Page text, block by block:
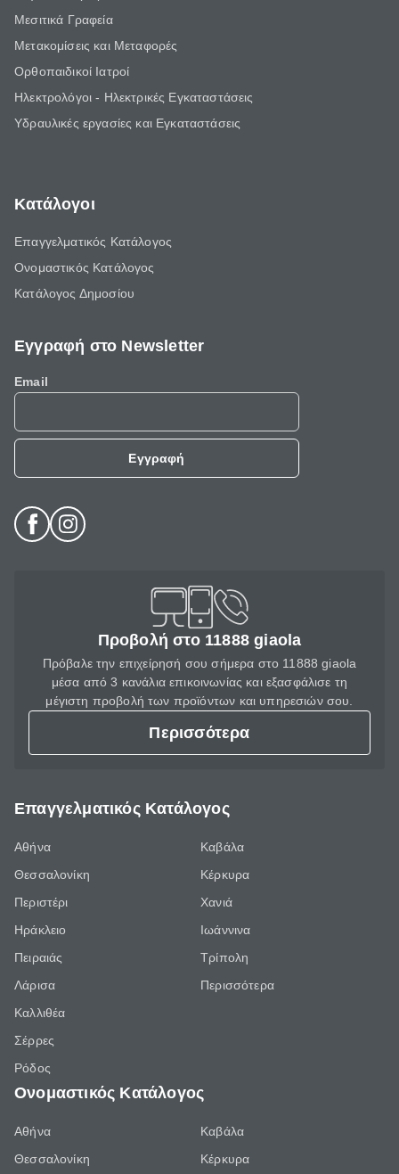
Μεσιτικά Γραφεία
Μετακομίσεις και Μεταφορές
Ορθοπαιδικοί Ιατροί
Ηλεκτρολόγοι - Ηλεκτρικές Εγκαταστάσεις
Υδραυλικές εργασίες και Εγκαταστάσεις
Κατάλογοι
Επαγγελματικός Κατάλογος
Ονομαστικός Κατάλογος
Κατάλογος Δημοσίου
Εγγραφή στο Newsletter
Email
Εγγραφή
Προβολή στο 11888 giaola
Πρόβαλε την επιχείρησή σου σήμερα στο 11888 giaola
μέσα από 3 κανάλια επικοινωνίας και εξασφάλισε τη
μέγιστη προβολή των προϊόντων και υπηρεσιών σου.
Περισσότερα
Επαγγελματικός Κατάλογος
Αθήνα
Θεσσαλονίκη
Περιστέρι
Ηράκλειο
Πειραιάς
Λάρισα
Καλλιθέα
Σέρρες
Ρόδος
Καβάλα
Κέρκυρα
Χανιά
Ιωάννινα
Τρίπολη
Περισσότερα
Ονομαστικός Κατάλογος
Αθήνα
Θεσσαλονίκη
Καβάλα
Κέρκυρα